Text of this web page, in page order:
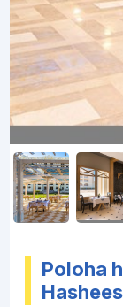
Poloha